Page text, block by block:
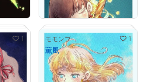
# 1/2 # 1/2
売出し（初回販売）
1 モモンプ 1
薫風
¥3,000
売出し（初回販売）